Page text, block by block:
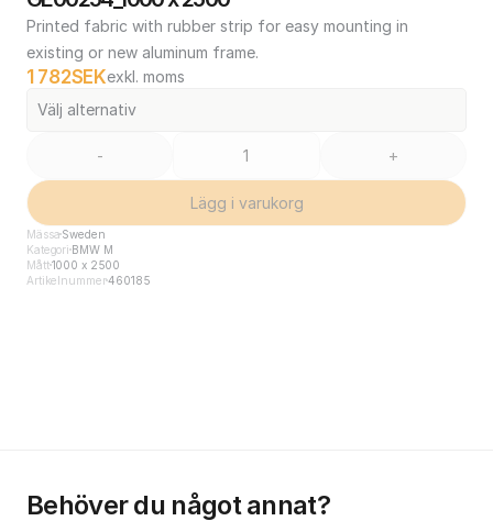
Printed fabric with rubber strip for easy mounting in
existing or new aluminum frame.
1 782SEKexkl. moms
Välj alternativ
- +
Lägg i varukorg
Mässa Sweden
Kategori BMW M
Mått1000 x 2500
Artikelnummer460185
Behöver du något annat?